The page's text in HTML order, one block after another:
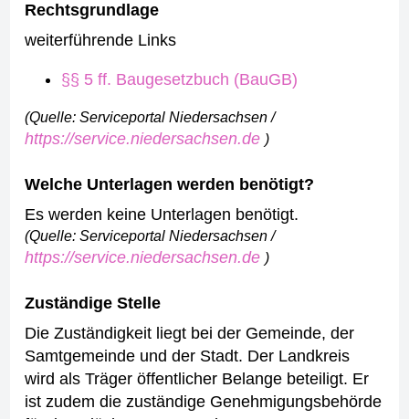
Rechtsgrundlage
weiterführende Links
§§ 5 ff. Baugesetzbuch (BauGB)
(Quelle: Serviceportal Niedersachsen /
https://service.niedersachsen.de )
Welche Unterlagen werden benötigt?
Es werden keine Unterlagen benötigt.
(Quelle: Serviceportal Niedersachsen /
https://service.niedersachsen.de )
Zuständige Stelle
Die Zuständigkeit liegt bei der Gemeinde, der
Samtgemeinde und der Stadt. Der Landkreis
wird als Träger öffentlicher Belange beteiligt. Er
ist zudem die zuständige Genehmigungsbehörde